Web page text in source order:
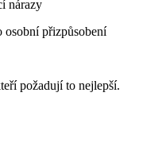
nárazy
osobní přizpůsobení
požadují to nejlepší.